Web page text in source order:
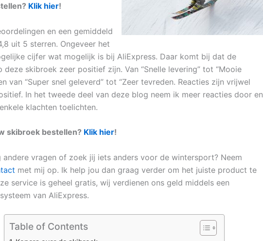
Klik hier!
en een gemiddeld
uit 5 sterren. Ongeveer het
cijfer wat mogelijk is bij AliExpress. Daar komt bij dat de
deze skibroek zeer positief zijn. Van “Snelle levering” tot “Mooie
van “Super snel geleverd” tot “Zeer tevreden. Reacties zijn vrijwel
In het tweede deel van deze blog neem ik meer reacties door en
klachten toelichten.
skibroek bestellen? Klik hier!
andere vragen of zoek jij iets anders voor de wintersport? Neem
met mij op. Ik help jou dan graag verder om het juiste product te
service is geheel gratis, wij verdienen ons geld middels een
van AliExpress.
Table of Contents